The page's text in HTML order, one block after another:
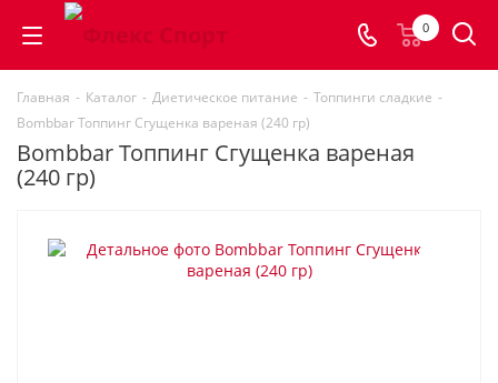
0
Главная - Каталог - Диетическое питание - Топпинги сладкие -
Bombbar Топпинг Сгущенка вареная (240 гр)
Bombbar Топпинг Сгущенка вареная
(240 гр)